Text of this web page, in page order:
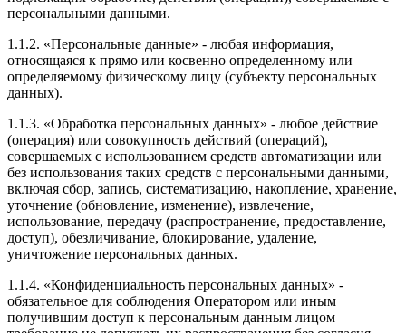
персональными данными.
1.1.2. «Персональные данные» - любая информация,
относящаяся к прямо или косвенно определенному или
определяемому физическому лицу (субъекту персональных
данных).
1.1.3. «Обработка персональных данных» - любое действие
(операция) или совокупность действий (операций),
совершаемых с использованием средств автоматизации или
без использования таких средств с персональными данными,
включая сбор, запись, систематизацию, накопление, хранение,
уточнение (обновление, изменение), извлечение,
использование, передачу (распространение, предоставление,
доступ), обезличивание, блокирование, удаление,
уничтожение персональных данных.
1.1.4. «Конфиденциальность персональных данных» -
обязательное для соблюдения Оператором или иным
получившим доступ к персональным данным лицом